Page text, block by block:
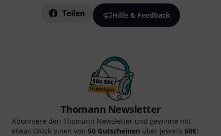
Teilen Hilfe & Feedback
Thomann Newsletter
Abonniere den Thomann Newsletter und gewinne mit
etwas Glück einen von 50 Gutscheinen über jeweils 50€!